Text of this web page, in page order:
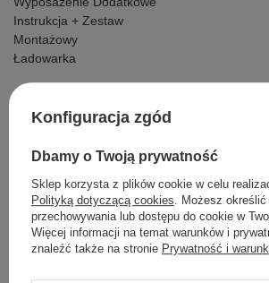
Instrukcja + Zestaw
Montażowy
Ładowarka
Opinie
Konfiguracja zgód
Dbamy o Twoją prywatność
Sklep korzysta z plików cookie w celu
Polityką dotyczącą cookies. Możesz określić
przechowywania lub dostępu do cookie w
Więcej informacji na temat warunków i
znaleźć także na stronie Prywatność i